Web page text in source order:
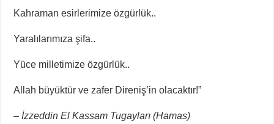
Kahraman esirlerimize özgürlük..
Yaralılarımıza şifa..
Yüce milletimize özgürlük..
Allah büyüktür ve zafer Direniş’in olacaktır!”
– İzzeddin El Kassam Tugayları (Hamas)